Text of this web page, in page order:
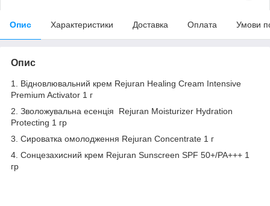
Опис Характеристики Доставка Оплата Умови
Опис
1. Відновлювальний крем Rejuran Healing Cream Intensive
Premium Activator 1 г
2. Зволожувальна есенція Rejuran Moisturizer Hydration
Protecting 1 гр
3. Сироватка омолодження Rejuran Concentrate 1 г
4. Сонцезахисний крем Rejuran Sunscreen SPF 50+/PA+++ 1
гр